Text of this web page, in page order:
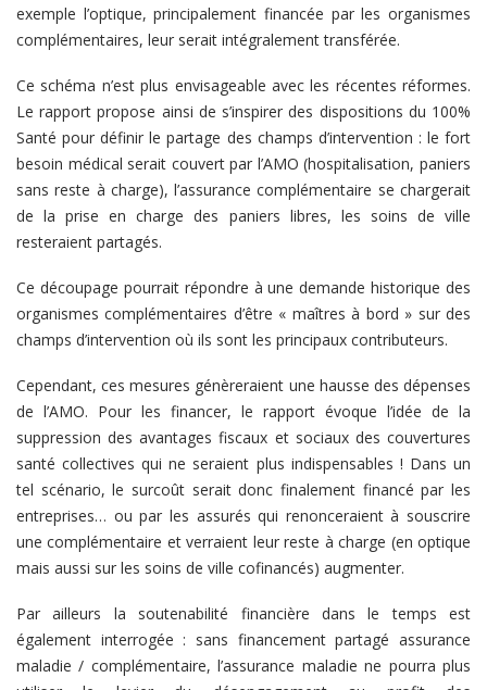
exemple l’optique, principalement financée par les organismes
complémentaires, leur serait intégralement transférée.
Ce schéma n’est plus envisageable avec les récentes réformes.
Le rapport propose ainsi de s’inspirer des dispositions du 100%
Santé pour définir le partage des champs d’intervention : le fort
besoin médical serait couvert par l’AMO (hospitalisation, paniers
sans reste à charge), l’assurance complémentaire se chargerait
de la prise en charge des paniers libres, les soins de ville
resteraient partagés.
Ce découpage pourrait répondre à une demande historique des
organismes complémentaires d’être « maîtres à bord » sur des
champs d’intervention où ils sont les principaux contributeurs.
Cependant, ces mesures génèreraient une hausse des dépenses
de l’AMO. Pour les financer, le rapport évoque l’idée de la
suppression des avantages fiscaux et sociaux des couvertures
santé collectives qui ne seraient plus indispensables ! Dans un
tel scénario, le surcoût serait donc finalement financé par les
entreprises… ou par les assurés qui renonceraient à souscrire
une complémentaire et verraient leur reste à charge (en optique
mais aussi sur les soins de ville cofinancés) augmenter.
Par ailleurs la soutenabilité financière dans le temps est
également interrogée : sans financement partagé assurance
maladie / complémentaire, l’assurance maladie ne pourra plus